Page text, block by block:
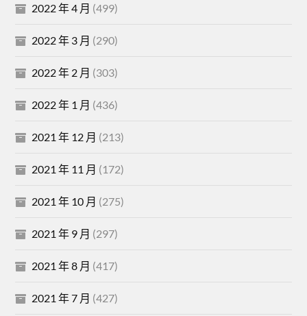
2022 年 4 月 (499)
2022 年 3 月 (290)
2022 年 2 月 (303)
2022 年 1 月 (436)
2021 年 12 月 (213)
2021 年 11 月 (172)
2021 年 10 月 (275)
2021 年 9 月 (297)
2021 年 8 月 (417)
2021 年 7 月 (427)